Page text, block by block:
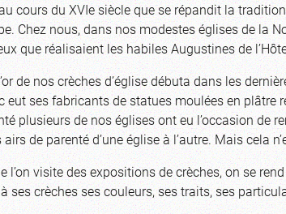
cours du XVIe siècle que se répandit la
Chez nous, dans nos modestes églises de la
que réalisaient les habiles Augustines de
de nos crèches d’église débuta dans les
eut ses fabricants de statues moulées en
plusieurs de nos églises ont eu l’occasion de
de parenté d’une église à l’autre. Mais cela
l’on visite des expositions de crèches, on se
ses crèches ses couleurs, ses traits, ses